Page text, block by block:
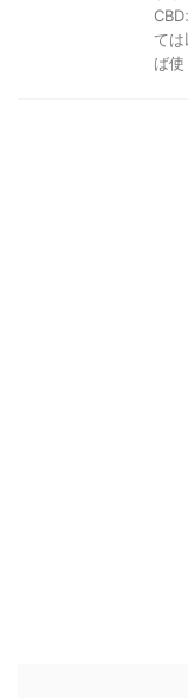
ては
ば